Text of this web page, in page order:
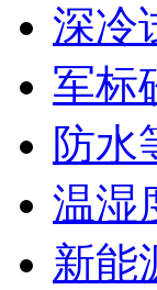
深冷
军标
防水
温湿
新能